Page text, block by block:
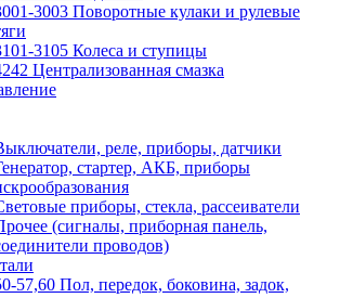
3003 Поворотные кулаки и рулевые
3105 Колеса и ступицы
Централизованная смазка
реле, приборы, датчики
стартер, АКБ, приборы
приборы, стекла, рассеиватели
(сигналы, приборная панель,
проводов)
57,60 Пол, передок, боковина, задок,